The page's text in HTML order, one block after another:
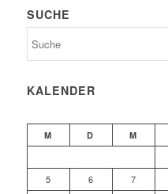
SUCHE
KALENDER
M D M
5
6 7